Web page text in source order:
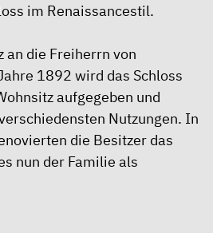
im Renaissancestil.
an die Freiherrn von
1892 wird das Schloss
aufgegeben und
Nutzungen. In
die Besitzer das
nun der Familie als